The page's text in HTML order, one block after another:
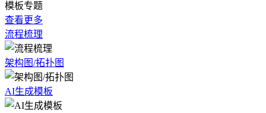
模板专题
查看更多
流程梳理
架构图/拓扑图
AI生成模板